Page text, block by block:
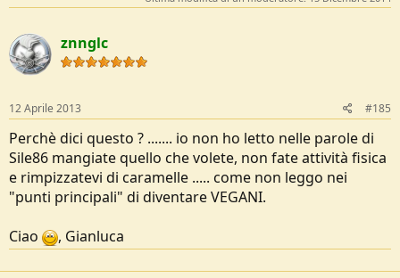
znnglc
12 Aprile 2013 #185
Perchè dici questo ? ....... io non ho letto nelle parole di
Sile86 mangiate quello che volete, non fate attività fisica
e rimpizzatevi di caramelle ..... come non leggo nei
"punti principali" di diventare VEGANI.
Ciao
, Gianluca